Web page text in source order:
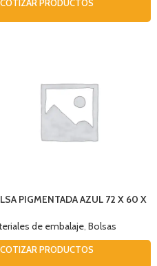
COTIZAR PRODUCTOS
PIGMENTADA AZUL 72 X 60 X
de embalaje, Bolsas
COTIZAR PRODUCTOS